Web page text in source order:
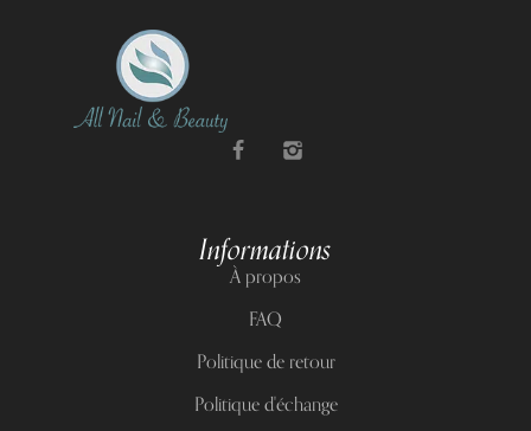
Informations
À propos
FAQ
Politique de retour
Politique d'échange